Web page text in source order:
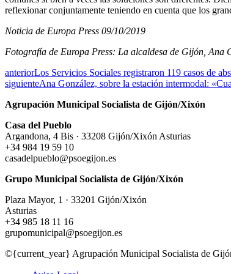
reflexionar conjuntamente teniendo en cuenta que los
Noticia de Europa Press 09/10/2019
Fotografía de Europa Press: La alcaldesa de Gijón, Ana
anteriorLos Servicios Sociales registraron 119 casos de
siguienteAna González, sobre la estación intermodal:
Agrupación Municipal Socialista de Gijón/Xixón
Casa del Pueblo
Argandona, 4 Bis · 33208 Gijón/Xixón Asturias
+34 984 19 59 10
casadelpueblo@psoegijon.es
Grupo Municipal Socialista de Gijón/Xixón
Plaza Mayor, 1 · 33201 Gijón/Xixón
Asturias
+34 985 18 11 16
grupomunicipal@psoegijon.es
©{current_year} Agrupación Municipal Socialista de